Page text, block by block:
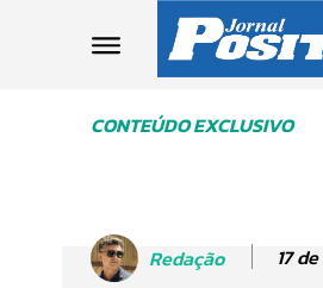
CONTEÚDO EXCLUSIVO
Redação 17